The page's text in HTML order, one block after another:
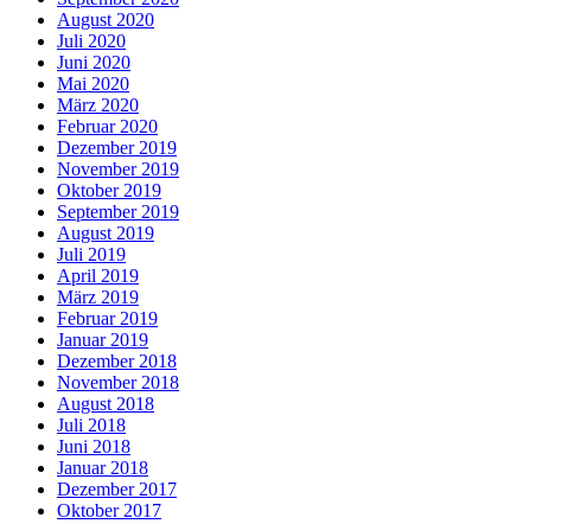
August 2020
Juli 2020
Juni 2020
Mai 2020
März 2020
Februar 2020
Dezember 2019
November 2019
Oktober 2019
September 2019
August 2019
Juli 2019
April 2019
März 2019
Februar 2019
Januar 2019
Dezember 2018
November 2018
August 2018
Juli 2018
Juni 2018
Januar 2018
Dezember 2017
Oktober 2017